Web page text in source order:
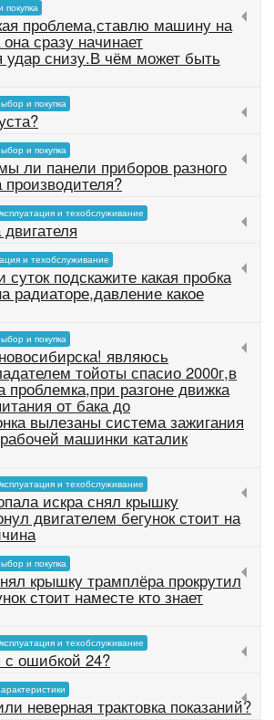
проблема,ставлю машину на
сразу начинает
удар снизу.В чём может быть
и покупка
и покупка
ли панели приборов разного
производителя?
и техобслуживание
и техобслуживание
суток подскажите какая пробка
радиаторе,давление какое
и покупка
являюсь
тойоты спасио 2000г,в
проблемка,при разгоне движка
от бака до
вылезаны система зажигания
машинки каталик
и техобслуживание
искра снял крышку
двигателем бегунок стоит на
и покупка
крышку трамплёра прокрутил
стоит наместе кто знает
и техобслуживание
с ошибкой 24?
неверная трактовка показаний?